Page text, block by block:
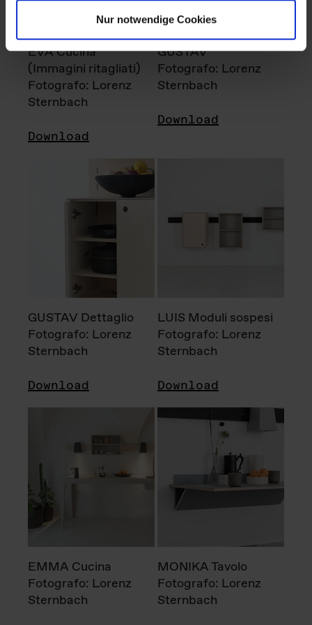
Nur notwendige Cookies
EVA Cucina
(Immagini ritagliati)
Fotografo: Lorenz
Sternbach
Download
GUSTAV
Fotografo: Lorenz
Sternbach
Download
GUSTAV Dettaglio
Fotografo: Lorenz
Sternbach
Download
LUIS Moduli sospesi
Fotografo: Lorenz
Sternbach
Download
EMMA Cucina
Fotografo: Lorenz
Sternbach
MONIKA Tavolo
Fotografo: Lorenz
Sternbach